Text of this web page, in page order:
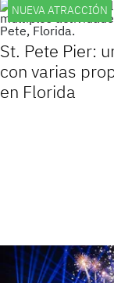
NUEVA ATRACCIÓN
St. Pete Pier:
con varias
en Florida